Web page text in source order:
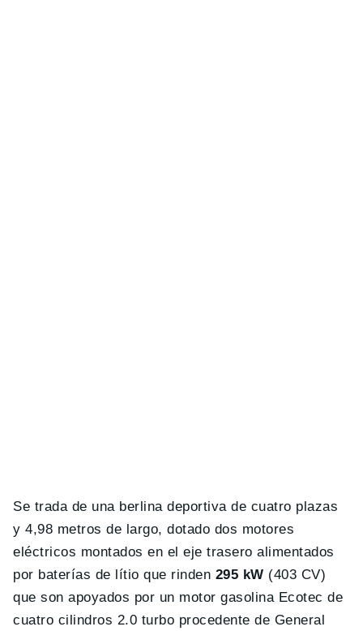
Se trada de una berlina deportiva de cuatro plazas
y 4,98 metros de largo, dotado dos motores
eléctricos montados en el eje trasero alimentados
por baterías de lítio que rinden 295 kW (403 CV)
que son apoyados por un motor gasolina Ecotec de
cuatro cilindros 2.0 turbo procedente de General